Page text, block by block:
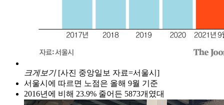
크게보기 [사진 중앙일보 자료=서울시]
서울시에 따르면 노점은 올해 9월 기준
2016년에 비해 23.9% 줄어든 5873개였대